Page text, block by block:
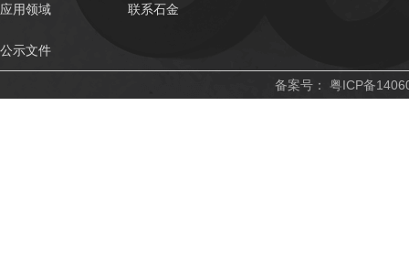
应用领域 联系石金
公示文件
备案号： 粤ICP备